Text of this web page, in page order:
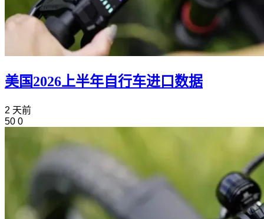
美国2026上半年自行车进口数据
2 天前
50 0